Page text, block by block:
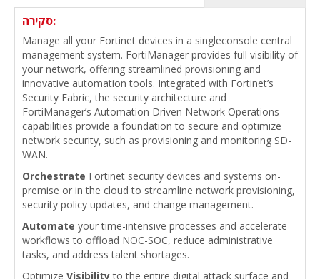
סקירה:
Manage all your Fortinet devices in a singleconsole central
management system. FortiManager provides full visibility of
your network, offering streamlined provisioning and
innovative automation tools. Integrated with Fortinet’s
Security Fabric, the security architecture and
FortiManager’s Automation Driven Network Operations
capabilities provide a foundation to secure and optimize
network security, such as provisioning and monitoring SD-
WAN.
Orchestrate Fortinet security devices and systems on-
premise or in the cloud to streamline network provisioning,
security policy updates, and change management.
Automate your time-intensive processes and accelerate
workflows to offload NOC-SOC, reduce administrative
tasks, and address talent shortages.
Optimize Visibilityto the entire digital attack surface and